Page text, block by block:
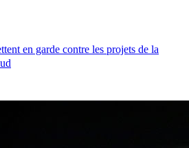
en garde contre les projets de la